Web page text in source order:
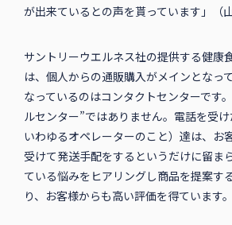
が出来ているとの声を貰っています」（山
サントリーウエルネス社の提供する健康
は、個人からの通販購入がメインとなっ
なっているのはコンタクトセンターです
ルセンター”ではありません。電話を受
いわゆるオペレーターのこと）達は、お
受けて発送手配をするというだけに留ま
ている悩みをヒアリングし商品を提案す
り、お客様からも高い評価を得ています。